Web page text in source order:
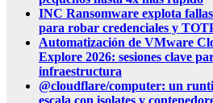
INC Ransomware explota
para robar credenciales y
Automatización de VMware
Explore 2026: sesiones clave
infraestructura
@cloudflare/computer: un